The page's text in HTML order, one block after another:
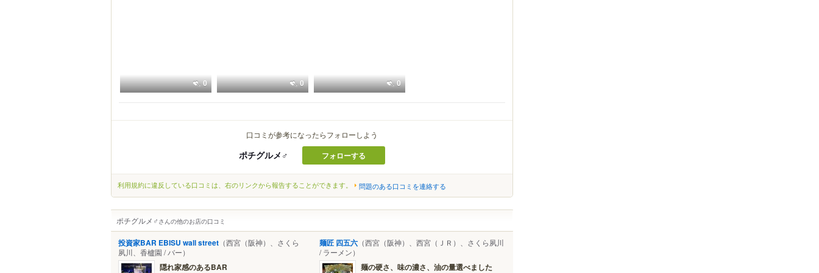
0 0 0
口コミが参考になったらフォローしよう
ポチグルメ♂ フォローする
利用規約に違反している口コミは、右のリンクから報告することができます。 問題のある口コミを連絡する
ポチグルメ♂ さんの他のお店の口コミ
投資家BAR EBISU wall street （西宮（阪神）、さくら
夙川、香櫨園 / バー）
隠れ家感のあるBAR
麺匠 四五六 （西宮（阪神）、西宮（ＪＲ）、さくら夙川
/ ラーメン）
麺の硬さ、味の濃さ、油の量選べました